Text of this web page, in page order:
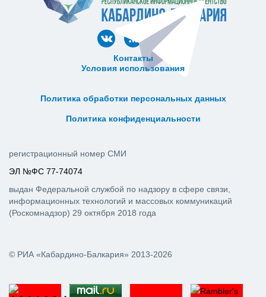
Контакты
Условия использования
Политика обработки персональных данных
Политика конфиденциальности
© РИА «Кабардино-Балкария» 2013-2026
регистрационный номер СМИ
ЭЛ №ФС 77-74074
выдан Федеральной службой по надзору в сфере связи,
информационных технологий и массовых коммуникаций
(Роскомнадзор) 29 октября 2018 года